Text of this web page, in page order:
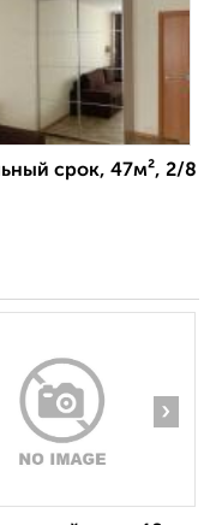
срок, 47м², 2/8
›